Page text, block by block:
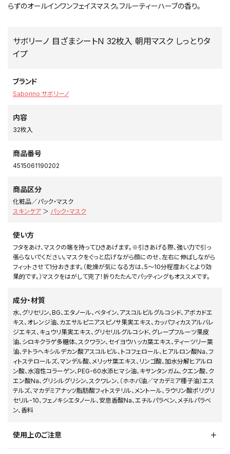
らずのオールインワンフェイスマスク。フルーティーハーブの香り。
サボリーノ 目ざまシートN 32枚入 朝用マスク しっとりタ
イプ
ブランド
Saborino サボリーノ
内容
32枚入
商品番号
4515061190202
商品区分
化粧品／パック・マスク
スキンケア ＞ パック・マスク
使い方
フタをあけ、マスクの端を持ってひきあげます。※引きあげる際、強い力で引っ
張らないでください。マスクをぐっと広げながら顔にのせ、左右に伸ばしながら
フィットさせて1分おきます。（乾燥が気になる方は、5～10分程度おくとより効
果的です。）マスクをはがして完了！折りたたんでパッティングもオススメです。
成分・材質
水、グリセリン、BG、エタノール、ベタイン、アスコルビルグルコシド、アボカドエ
キス、オレンジ油、カエサルピニアスピノサ果実エキス、カッパフィカスアルバレ
ジエキス、キュウリ果実エキス、グリセリルグルコシド、グレープフルーツ果皮
油、シロキクラゲ多糖体、スクワラン、セイヨウハッカ葉エキス、ティーツリー葉
油、テトラヘキシルデカン酸アスコルビル、トコフェロール、ヒアルロン酸Na、フ
ィトステロールズ、マンデル酸、メリッサ葉エキス、リンゴ酸、加水分解ヒアルロ
ン酸、水溶性コラーゲン、PEG-60水添ヒマシ油、キサンタンガム、クエン酸、ク
エン酸Na、グリシルグリシン、スクワレン、（ホホバ油／マカデミア種子油）エス
テルズ、マカデミアナッツ脂肪酸フィトステリル、メントール、ラウリン酸ポリグリ
セリル-10、フェノキシエタノール、安息香酸Na、エチルパラベン、メチルパラベ
ン、香料
使用上のご注意